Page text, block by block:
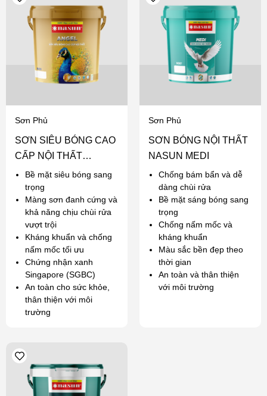
Sơn Phủ
SƠN SIÊU BÓNG CAO
CẤP NỘI THẤT
NASUN ANGEL
Bề mặt siêu bóng sang
trọng
Màng sơn đanh cứng và
khả năng chịu chùi rửa
vượt trội
Kháng khuẩn và chống
nấm mốc tối ưu
Chứng nhận xanh
Singapore (SGBC)
An toàn cho sức khỏe,
thân thiện với môi
trường
Sơn Phủ
SƠN BÓNG NỘI THẤT
NASUN MEDI
Chống bám bẩn và dễ
dàng chùi rửa
Bề mặt sáng bóng sang
trọng
Chống nấm mốc và
kháng khuẩn
Màu sắc bền đẹp theo
thời gian
An toàn và thân thiện
với môi trường